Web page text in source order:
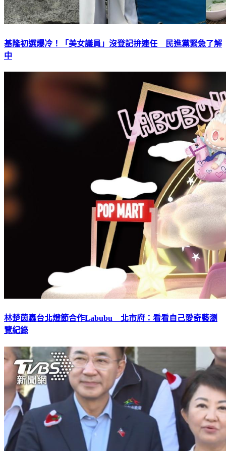
基隆初選爆冷！「美女議員」沒登記拚連任 民進黨緊急了解
中
林楚茵轟台北燈節合作Labubu 北市府：看看自己愛奇藝瀏
覽紀錄